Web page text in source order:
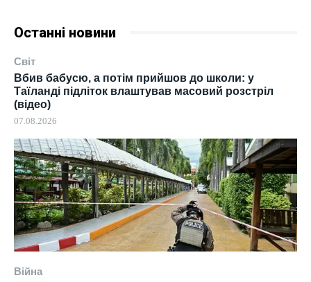
Останні новини
Світ
Вбив бабусю, а потім прийшов до школи: у
Таїланді підліток влаштував масовий розстріл
(відео)
07.08.2026
Війна